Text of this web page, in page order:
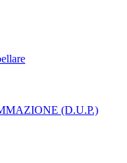
(D.U.P.)